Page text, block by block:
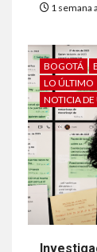
1 semana
BOGOTÁ
LO ÚLTIMO
NOTICIA